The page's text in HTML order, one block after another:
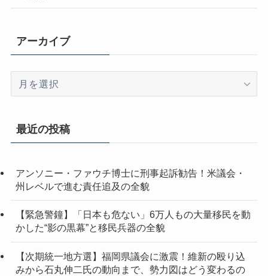
アーカイブ
イ
最近の投稿
アンソニー・ファウチ博士に刑事起訴勧告！米議会・
州レベルで進む責任追及の全貌
【緊急警鐘】「日本も危ない」6万人もの大量移民を動
かした“影の黒幕”と移民兵器の全貌
【次期統一地方選】福岡県議会に激震！維新の殴り込
みから石丸伸二氏の動向まで、勢力図はどう変わるの